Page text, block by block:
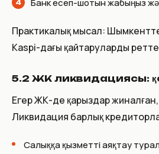
Банк есеп-шотын жабыңыз
Практикалық мысал:
Kaspi-дағы қайтаруларды
5.2 ЖК ликвидациясы:
Егер ЖК-де қарыздар жиналған,
Ликвидация барлық
Салыққа қызметті аяқтау